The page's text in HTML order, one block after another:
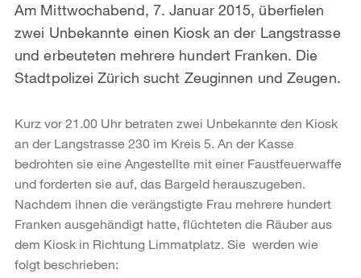
Am Mittwochabend, 7. Januar 2015, überfielen
zwei Unbekannte einen Kiosk an der Langstrasse
und erbeuteten mehrere hundert Franken. Die
Stadtpolizei Zürich sucht Zeuginnen und Zeugen.
Kurz vor 21.00 Uhr betraten zwei Unbekannte den Kiosk
an der Langstrasse 230 im Kreis 5. An der Kasse
bedrohten sie eine Angestellte mit einer Faustfeuerwaffe
und forderten sie auf, das Bargeld herauszugeben.
Nachdem ihnen die verängstigte Frau mehrere hundert
Franken ausgehändigt hatte, flüchteten die Räuber aus
dem Kiosk in Richtung Limmatplatz. Sie werden wie
folgt beschrieben: